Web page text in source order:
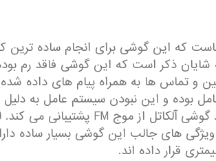
که این گوشی برای انجام ساده
و تماس ها به همراه پیام های داده
فاقد سیستم عامل بوده و این نبودن سیستم